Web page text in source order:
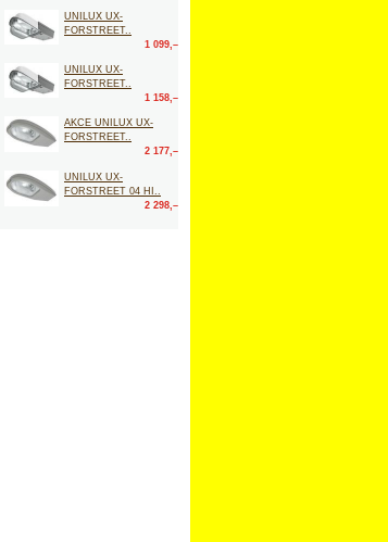
UNILUX UX-
FORSTREET..
1 099,–
UNILUX UX-
FORSTREET..
1 158,–
AKCE UNILUX UX-
FORSTREET..
2 177,–
UNILUX UX-
FORSTREET 04 HI..
2 298,–